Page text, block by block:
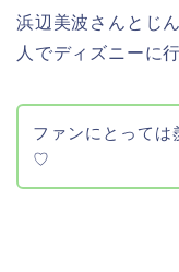
浜辺美波さんとじ
人でディズニーに
ファンにとっては
♡